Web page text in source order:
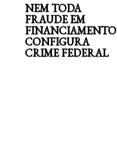
NEM TODA
FRAUDE EM
FINANCIAMENTO
CONFIGURA
CRIME FEDERAL